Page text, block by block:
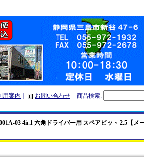
用案内 お問い合わせ 商品検索:
03 4in1 六角ドライバー用 スペアピット 2.5【メ